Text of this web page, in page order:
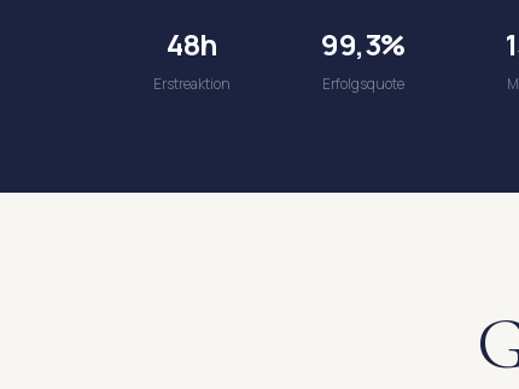
48h
Erstreaktion
99,3%
Erfolgsquote